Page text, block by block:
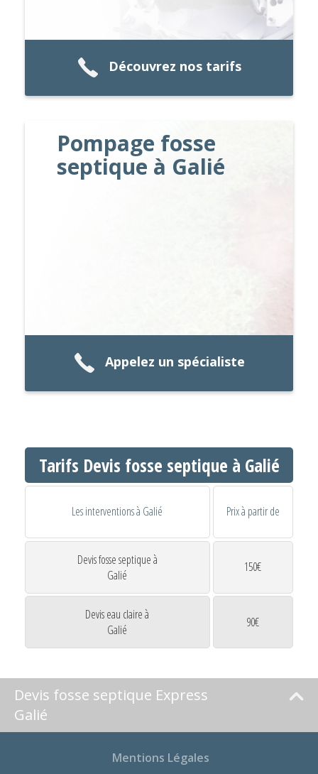
Découvrez nos tarifs
Pompage fosse
septique à Galié
Appelez un spécialiste
Tarifs Devis fosse septique à Galié
Les interventions à Galié Prix à partir de
Devis fosse septique à
Galié
150€
Devis eau claire à
Galié
90€
Devis fosse septique Express
Galié
Mentions Légales